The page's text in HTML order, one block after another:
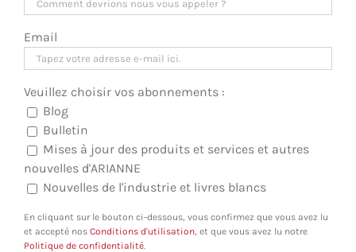
Email
Veuillez choisir vos abonnements :
Blog
Bulletin
Mises à jour des produits et services et autres
nouvelles d'ARIANNE
Nouvelles de l'industrie et livres blancs
En cliquant sur le bouton ci-dessous, vous confirmez que vous avez lu
et accepté nos Conditions d'utilisation, et que vous avez lu notre
Politique de confidentialité.